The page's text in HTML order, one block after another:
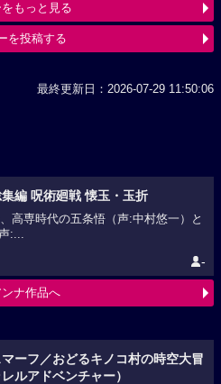
もっと見る
を投稿する
最終更新日：2026-07-29 11:50:06
編 呪術廻戦 懐玉・玉折
高専時代の五条悟（声:中村悠一）と
:...
-
ナ作品へ
ーフ／おどるキノコ村の時空大冒
ルアドベンチャー）